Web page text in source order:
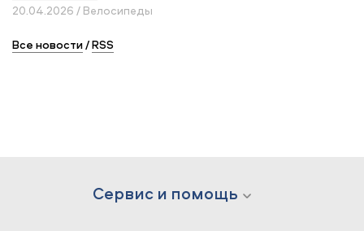
20.04.2026 / Велосипеды
Все новости/RSS
Сервис и помощь